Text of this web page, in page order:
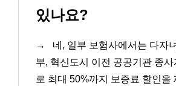
있나요?
→
네, 일부 보험사에서는 다자
부, 혁신도시 이전 공공기관 종사
로 최대 50%까지 보증료 할인을